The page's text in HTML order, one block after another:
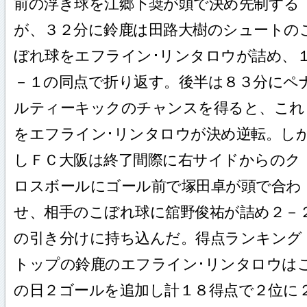
前の浮き球を江郷下奨が頭で決め先制する
が、３２分に鈴鹿は田路大樹のシュートの
ぼれ球をエフライン･リンタロウが詰め、
－１の同点で折り返す。後半は８３分にペ
ルティーキックのチャンスを得ると、これ
をエフライン･リンタロウが決め逆転。し
しＦＣ大阪は終了間際に右サイドからのク
ロスボールにゴール前で塚田卓が頭で合わ
せ、相手のこぼれ球に舘野俊祐が詰め２－
の引き分けに持ち込んだ。得点ランキング
トップの鈴鹿のエフライン･リンタロウは
の日２ゴールを追加し計１８得点で２位に